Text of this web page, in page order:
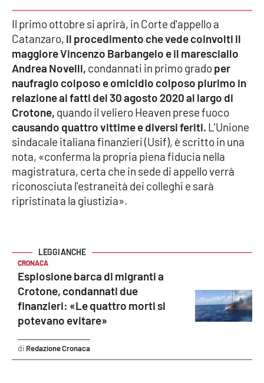
Meteo
Editoriali
VIDEO
Ambiente
Cronaca
Cultura
Economia e Lavoro
Sanità
Società
Sport
Il primo ottobre si aprirà, in Corte d'appello a
Catanzaro, il procedimento che vede coinvolti il
maggiore Vincenzo Barbangelo e il maresciallo
Andrea Novelli, condannati in primo gradoper
naufragio colposo e omicidio colposo plurimo in
relazione ai fatti del 30 agosto 2020 al largo di
Crotone, quando il veliero Heaven prese fuoco
causando quattro vittime e diversi feriti. L'Unione
sindacale italiana finanzieri (Usif), è scritto in una
nota, «conferma la propria piena fiducia nella
magistratura, certa che in sede di appello verrà
riconosciuta l'estraneità dei colleghi e sarà
ripristinata la giustizia».
CRONACA
Esplosione barca di migranti a
Crotone, condannati due
finanzieri: «Le quattro morti si
potevano evitare»
Redazione Cronaca